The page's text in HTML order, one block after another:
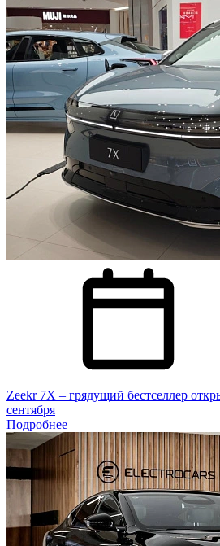
Zeekr 7X – грядущий бестселлер
сентября
Подробнее